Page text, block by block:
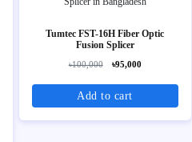
Tumtec FST-16H Fiber Optic
Fusion Splicer
৳100,000 ৳95,000
Add to cart